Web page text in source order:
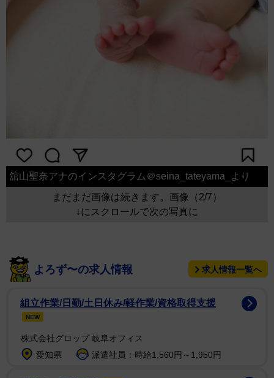
舘山聖奈アナのインスタグラム＠seina_tateyama_より
まだまだ画像は続きます。画像（2/7）
↓にスクロールで次の写真に
よろず〜の求人情報 求人情報一覧へ
組立作業/日勤/土日休み/軽作業/資格取得支援
NEW
株式会社グロップ 岐阜オフィス
愛知県
派遣社員：時給1,560円～1,950円